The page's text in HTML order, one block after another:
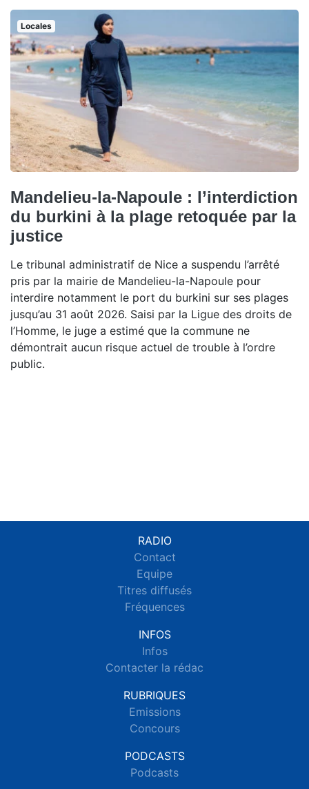
Locales
Mandelieu-la-Napoule : l’interdiction
du burkini à la plage retoquée par la
justice
Le tribunal administratif de Nice a suspendu l’arrêté
pris par la mairie de Mandelieu-la-Napoule pour
interdire notamment le port du burkini sur ses plages
jusqu’au 31 août 2026. Saisi par la Ligue des droits de
l’Homme, le juge a estimé que la commune ne
démontrait aucun risque actuel de trouble à l’ordre
public.
RADIO
Contact
Equipe
Titres diffusés
Fréquences
INFOS
Infos
Contacter la rédac
RUBRIQUES
Emissions
Concours
PODCASTS
Podcasts